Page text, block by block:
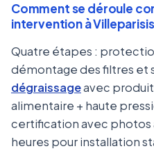
Comment se déroule
intervention à
Quatre étapes :
démontage des filtres et
dégraissageavec
alimentaire + haute
certification avec photos
heures pour installation